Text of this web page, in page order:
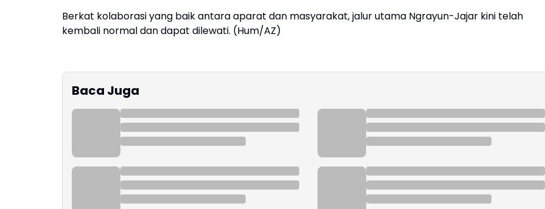
Berkat kolaborasi yang baik antara aparat dan masyarakat, jalur utama Ngrayun-Jajar kini telah
kembali normal dan dapat dilewati. (Hum/AZ)
Baca Juga